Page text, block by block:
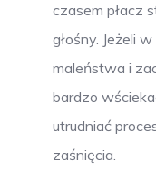
czasem płacz
głośny. Jeżeli
maleństwa i
bardzo
utrudniać
zaśnięcia.